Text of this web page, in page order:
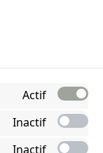
Actif
Inactif
Inactif